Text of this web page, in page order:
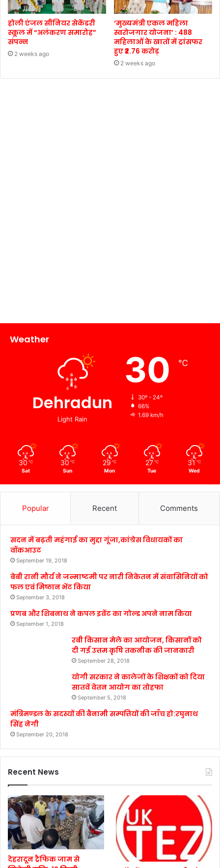
होली एंजल सीनियर सेकेंडरी
स्कूल में “अलंकरण समारोह”
संपन्न
2 weeks ago
‘मुख्यमंत्री एकल महिला
स्वरोजगार योजना’ : 488
महिलाओं के खातों में ट्रांसफर
हुए ₹2.76 करोड़
2 weeks ago
Weather
Dehradun
Light Rain
30 ℃
30º - 24º
66%
1.69 km/h
30 ℃
Sat
30 ℃
Sun
29 ℃
Mon
27 ℃
Tue
31 ℃
Wed
Popular Recent Comments
सदन में बढ़ती महंगाई का मुद्दा गूंजा,कांग्रेस विधायकों का
वॉकआउट
September 19, 2018
बेबी रानी मौर्य ने जन्माष्टमी पर नारी निकेतन में संवासिनियों को
फल एवं मिष्ठान भेंट किया
September 3, 2018
प्रणब और शिबनाथ ने कपल इवेंट का गोल्ड अपने नाम किया
September 1, 2018
रबी किसान मेले का आयोजन, किसानों को
दी गई उत्तम कृषि तकनीक की जानकारी
September 28, 2018
योगी सरकार ने कालेजों के शिक्षकों को दिया
सातवें वेतन आयोग का तोहफा
September 5, 2018
मंत्रिमण्डल के सदस्यों की बैनामी सम्पत्तियों की जाँच हो:रघुनाथ
सिंह नेगी
September 20, 2018
Recent News
देहरादून ट्रैफिक जाम से